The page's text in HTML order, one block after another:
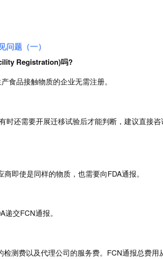
问题（一）
Registration)吗?
食品接触物质的企业无需注册。
时还需要开展迁移试验后才能判断，建议直接咨
即使是同样的物质，也需要向FDA通报。
递交FCN通报。
测费以及代理公司的服务费。FCN通报总费用